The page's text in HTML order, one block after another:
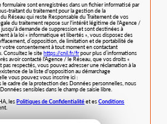
formulaire sont enregistrées dans un fichier informatisé par
traitant du traitement pour la gestion de la
Réseau qui reste Responsable du Traitement de vos
du traitement repose sur l'intérêt légitime de l'Agence /
demande de suppression et sont destinées à
à la loi « informatique et libertés », vous disposez des
d’opposition, de limitation et de portabilité de
consentement à tout moment en contactant
Consultez le sitehttps://cnil.fr/frpour plus d’informations
avoir contacté l'Agence / le Réseau, que vos droits «
respectés, vous pouvez adresser une réclamation à la
de la liste d'opposition au démarchage
vous pouvez vous inscrire ici :
le cadre de la protection des Données personnelles, nous
sensibles dans le champ de saisie libre.
lesPolitiques de Confidentialitéet esConditions